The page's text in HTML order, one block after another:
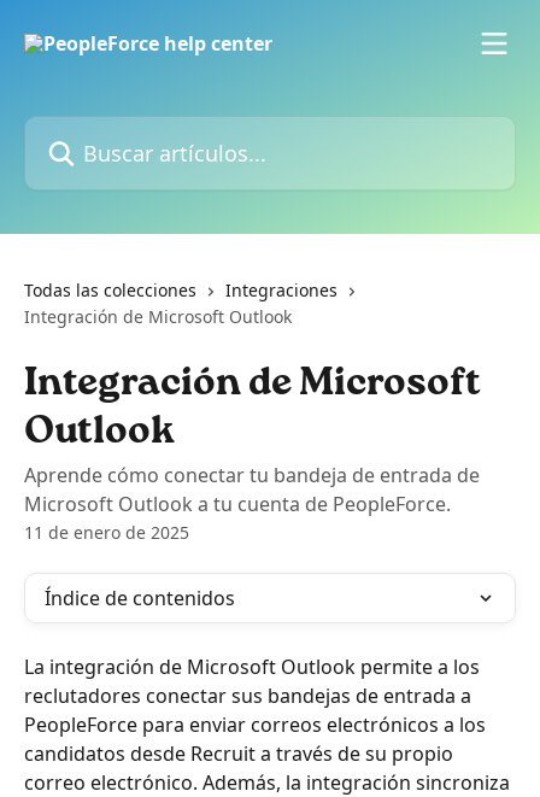
Buscar artículos...
Todas las colecciones
Integraciones
Integración de Microsoft Outlook
Integración de Microsoft
Outlook
Aprende cómo conectar tu bandeja de entrada de
Microsoft Outlook a tu cuenta de PeopleForce.
11 de enero de 2025
Índice de contenidos
La integración de Microsoft Outlook permite a los
reclutadores conectar sus bandejas de entrada a
PeopleForce para enviar correos electrónicos a los
candidatos desde Recruit a través de su propio
correo electrónico. Además, la integración sincroniza